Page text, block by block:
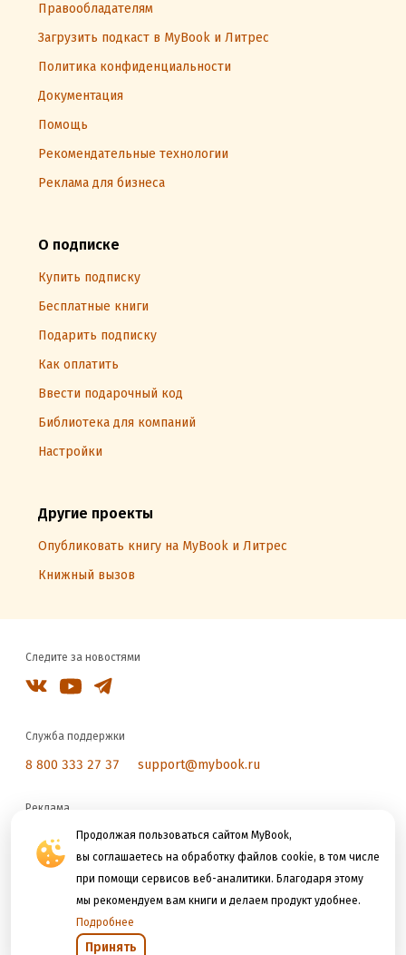
Продолжая пользоваться сайтом MyBook,
вы соглашаетесь на обработку файлов cookie, в том числе
при помощи сервисов веб-аналитики. Благодаря этому
мы рекомендуем вам книги и делаем продукт удобнее.
Подробнее
Принять
Правообладателям
Загрузить подкаст в MyBook и Литрес
Политика конфиденциальности
Документация
Помощь
Рекомендательные технологии
Реклама для бизнеса
О подписке
Купить подписку
Бесплатные книги
Подарить подписку
Как оплатить
Ввести подарочный код
Библиотека для компаний
Настройки
Другие проекты
Опубликовать книгу на MyBook и Литрес
Книжный вызов
Следите за новостями
Служба поддержки
8 800 333 27 37 support@mybook.ru
Реклама
reklama@litres.ru
Мы принимаем к оплате